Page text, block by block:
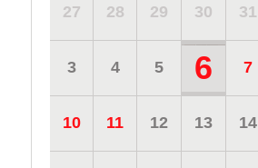
27 28 29 30 31
3 4 5 6 7
10 11 12 13 14